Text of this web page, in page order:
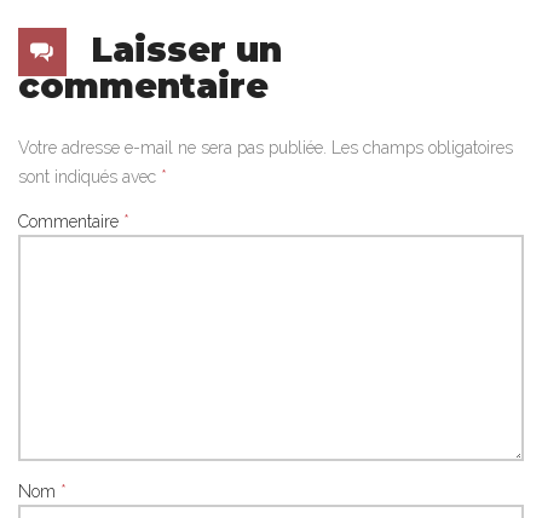
Laisser un
commentaire
Votre adresse e-mail ne sera pas publiée.
Les champs obligatoires
sont indiqués avec *
Commentaire *
Nom *